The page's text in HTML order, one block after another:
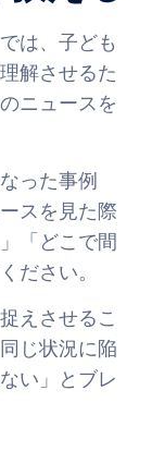
は、子ども
解させるた
ニュースを
った事例
スを見た際
「どこで間
ださい。
えさせるこ
じ状況に陥
い」とブレ